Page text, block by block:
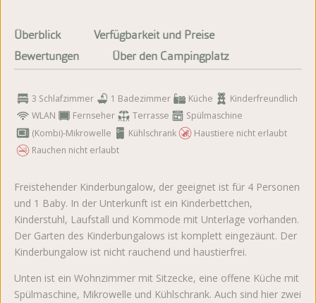
Überblick
Verfügbarkeit und Preise
Bewertungen
Über den Campingplatz
3 Schlafzimmer 1 Badezimmer Küche
Kinderfreundlich
WLAN
Fernseher Terrasse
Spülmaschine
(Kombi)-Mikrowelle
Kühlschrank
Haustiere nicht erlaubt
Rauchen nicht erlaubt
Freistehender Kinderbungalow, der geeignet ist für 4 Personen
und 1 Baby. In der Unterkunft ist ein Kinderbettchen,
Kinderstuhl, Laufstall und Kommode mit Unterlage vorhanden.
Der Garten des Kinderbungalows ist komplett eingezäunt. Der
Kinderbungalow ist nicht rauchend und haustierfrei.
Unten ist ein Wohnzimmer mit Sitzecke, eine offene Küche mit
Spülmaschine, Mikrowelle und Kühlschrank. Auch sind hier zwei